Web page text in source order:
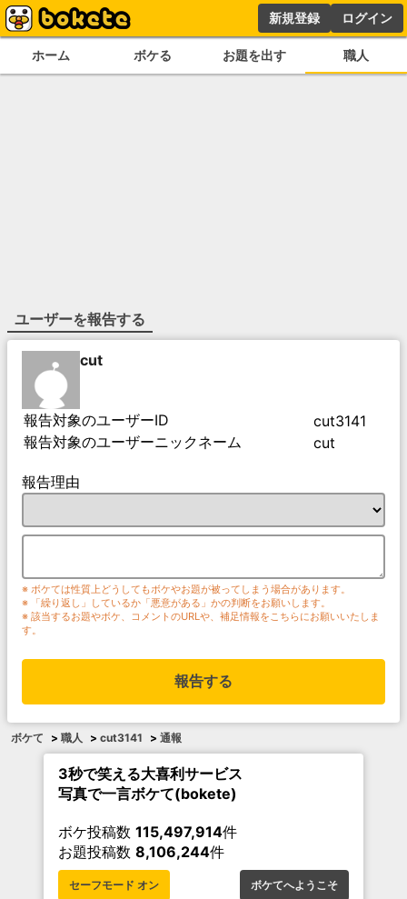
新規登録 ログイン
ホーム ボケる お題を出す 職人
ユーザーを報告する
cut
報告対象のユーザーID
cut3141
報告対象のユーザーニックネーム
cut
報告理由
※ ボケては性質上どうしてもボケやお題が被ってしまう場合があります。
※ 「繰り返し」しているか「悪意がある」かの判断をお願いします。
※ 該当するお題やボケ、コメントのURLや、補足情報をこちらにお願いいたしま
す。
報告する
ボケて > 職人 > cut3141 > 通報
3秒で笑える大喜利サービス
写真で一言ボケて(bokete)
ボケ投稿数 115,497,914件
お題投稿数 8,106,244件
セーフモード オン ボケてへようこそ